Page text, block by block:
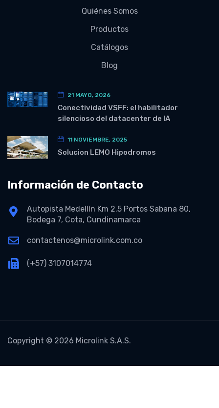
Quiénes Somos
Productos
Catálogos
Blog
21 MAYO, 2026
Conectividad VSFF: el habilitador
silencioso del datacenter de IA
11 NOVIEMBRE, 2025
Solucion LEMO Hipodromos
Información de Contacto
Autopista Medellín Km 2.5 Portos Sabana 80,
Bodega 7, Cota, Cundinamarca
contactenos@microlink.com.co
(+57) 3107014774
Copyright © 2026 Microlink S.A.S.